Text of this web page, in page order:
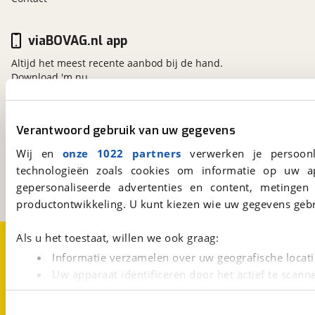
Verantwoord gebruik van uw gegevens
Wij en onze 1022 partners verwerken je
technologieën zoals cookies om informatie op
gepersonaliseerde advertenties en content,
productontwikkeling. U kunt kiezen wie uw gegevens
Als u het toestaat, willen we ook graag:
Informatie verzamelen over uw geografische
Uw apparaat identificeren door het actief te
Lees meer over hoe uw persoonlijke gegevens worden
viaBOVAG.nl
Kosterijland15
Een initiatief van
BOVAG
viaBOVAG.nl app
Altijd het meest recente aanbod bij de hand.
Download 'm nu.
Over viaBOVAG.nlDisclaimer- en Privacyverklaring
Cookievoorkeuren
Vacatures